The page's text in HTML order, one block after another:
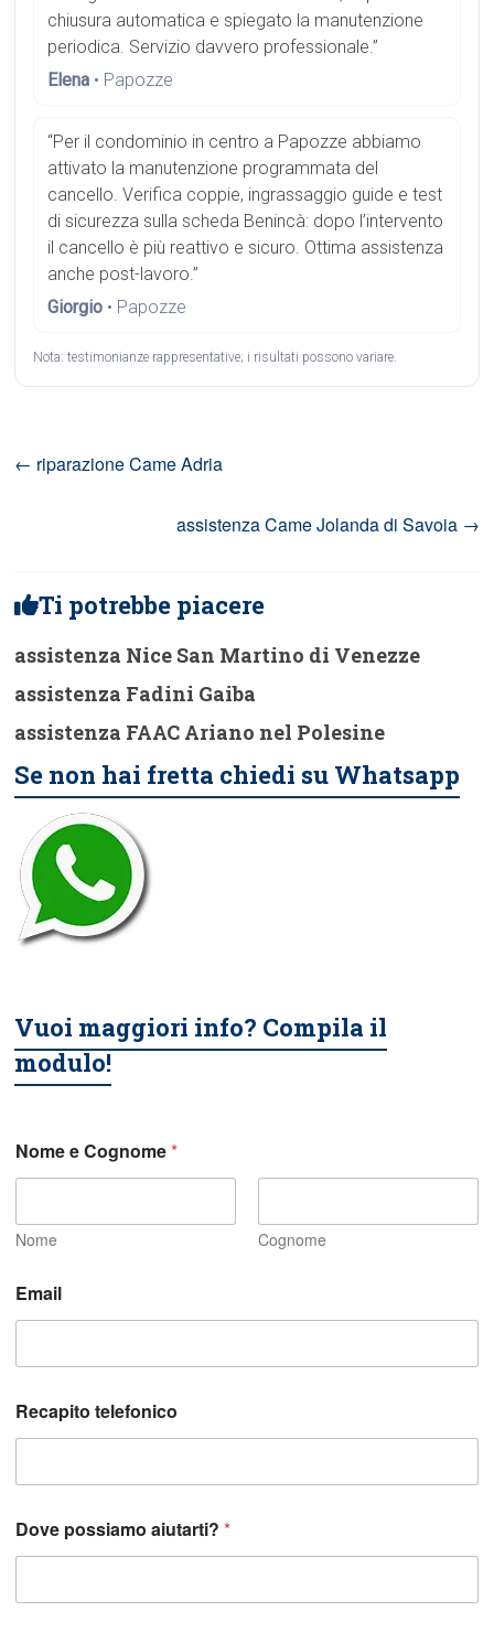
chiusura automatica e spiegato la manutenzione
periodica. Servizio davvero professionale.”
Elena • Papozze
“Per il condominio in centro a Papozze abbiamo
attivato la manutenzione programmata del
cancello. Verifica coppie, ingrassaggio guide e test
di sicurezza sulla scheda Benincà: dopo l’intervento
il cancello è più reattivo e sicuro. Ottima assistenza
anche post-lavoro.”
Giorgio • Papozze
Nota: testimonianze rappresentative; i risultati possono variare.
← riparazione Came Adria
assistenza Came Jolanda di Savoia →
Ti potrebbe piacere
assistenza Nice San Martino di Venezze
assistenza Fadini Gaiba
assistenza FAAC Ariano nel Polesine
Se non hai fretta chiedi su Whatsapp
Vuoi maggiori info? Compila il
modulo!
Nome e Cognome*
Nome Cognome
Email
Recapito telefonico
Dove possiamo aiutarti?*